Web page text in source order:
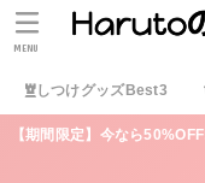
しつけグッズBest3
MENU
【期間限定】今なら